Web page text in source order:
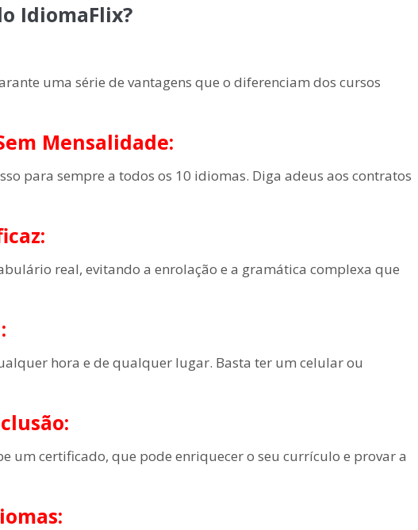
IdiomaFlix?
uma série de vantagens que o diferenciam dos cursos
Mensalidade:
para sempre a todos os 10 idiomas. Diga adeus aos contratos
real, evitando a enrolação e a gramática complexa que
hora e de qualquer lugar. Basta ter um celular ou
um certificado, que pode enriquecer o seu currículo e provar a